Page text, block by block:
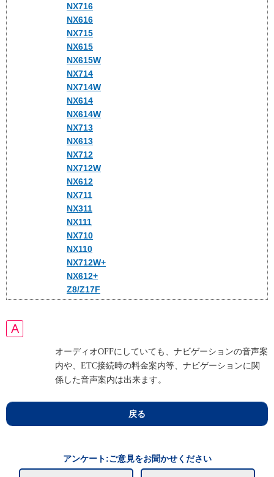
NX716
NX616
NX715
NX615
NX615W
NX714
NX714W
NX614
NX614W
NX713
NX613
NX712
NX712W
NX612
NX711
NX311
NX111
NX710
NX110
NX712W+
NX612+
Z8/Z17F
オーディオOFFにしていても、ナビゲーションの音声案
内や、ETC接続時の料金案内等、ナビゲーションに関
係した音声案内は出来ます。
戻る
アンケート:ご意見をお聞かせください